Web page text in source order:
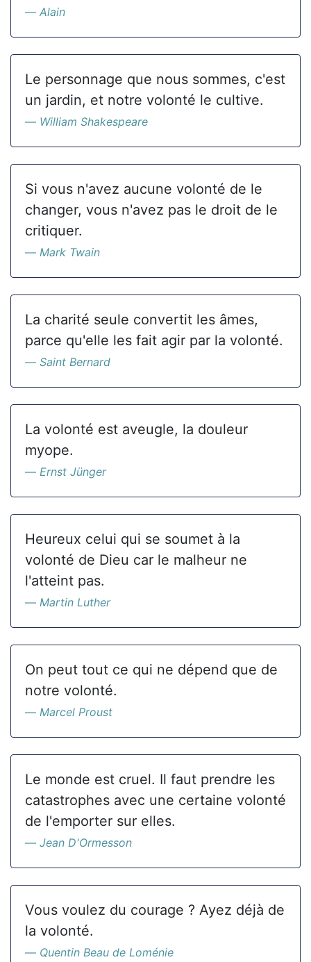
Alain
Le personnage que nous sommes, c'est
un jardin, et notre volonté le cultive.
William Shakespeare
Si vous n'avez aucune volonté de le
changer, vous n'avez pas le droit de le
critiquer.
Mark Twain
La charité seule convertit les âmes,
parce qu'elle les fait agir par la volonté.
Saint Bernard
La volonté est aveugle, la douleur
myope.
Ernst Jünger
Heureux celui qui se soumet à la
volonté de Dieu car le malheur ne
l'atteint pas.
Martin Luther
On peut tout ce qui ne dépend que de
notre volonté.
Marcel Proust
Le monde est cruel. Il faut prendre les
catastrophes avec une certaine volonté
de l'emporter sur elles.
Jean D'Ormesson
Vous voulez du courage ? Ayez déjà de
la volonté.
Quentin Beau de Loménie